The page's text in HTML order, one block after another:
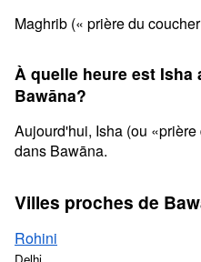
Maghrib (« prière du
À quelle heure est
Bawāna?
Aujourd'hui, Isha (ou
dans Bawāna.
Villes proches de
Rohini